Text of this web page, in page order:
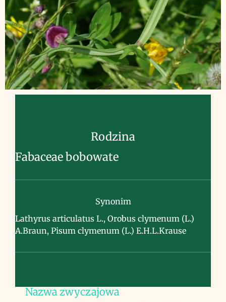
Rodzina
Fabaceae bobowate
Synonim
Lathyrus articulatus L., Orobus clymenum (L.)
A.Braun, Pisum clymenum (L.) E.H.L.Krause
Nazwa zwyczajowa